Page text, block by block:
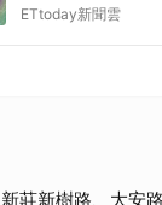
ETtoday新聞雲
新莊新樹路、大安